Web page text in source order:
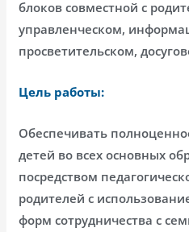
блоков совместной с
управленческом,
просветительском,
Цель работы:
Обеспечивать
детей во всех основных
посредством
родителей с
форм сотрудничества с